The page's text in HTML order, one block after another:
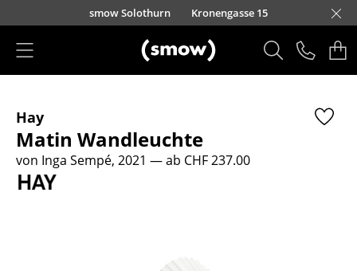
Direkt zum Inhaltsmow Solothurn Kronengasse 15
Sitzmöbel
Esszimmerstühle
Sofas
Hay
Matin Wandleuchte
von Inga Sempé, 2021 — ab CHF 237.00